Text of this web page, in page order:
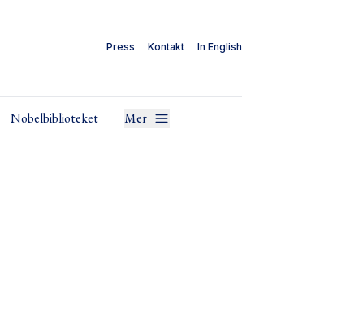
Press Kontakt In English
Nobelbiblioteket Mer